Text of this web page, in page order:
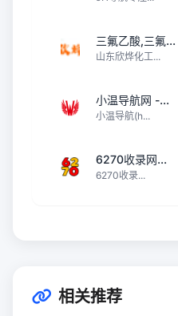
三氟乙酸,三氟...
山东欣烨化工...
小温导航网 -...
小温导航(h...
6270收录网...
6270收录...
相关推荐